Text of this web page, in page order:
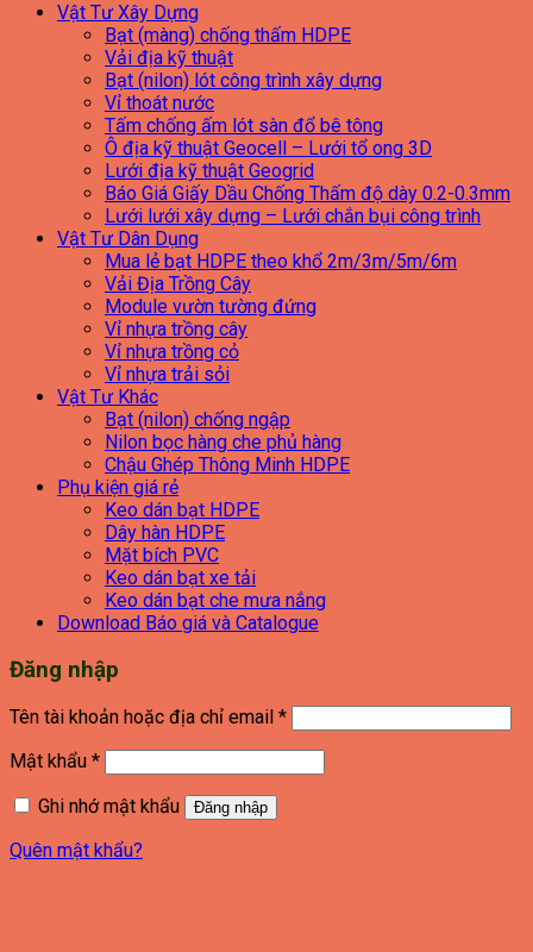
Vật Tư Xây Dựng
Bạt (màng) chống thấm HDPE
Vải địa kỹ thuật
Bạt (nilon) lót công trình xây dựng
Vỉ thoát nước
Tấm chống ấm lót sàn đổ bê tông
Ô địa kỹ thuật Geocell – Lưới tổ ong 3D
Lưới địa kỹ thuật Geogrid
Báo Giá Giấy Dầu Chống Thấm độ dày 0.2-0.3mm
Lưới lưới xây dựng – Lưới chắn bụi công trình
Vật Tư Dân Dụng
Mua lẻ bạt HDPE theo khổ 2m/3m/5m/6m
Vải Địa Trồng Cây
Module vườn tường đứng
Vỉ nhựa trồng cây
Vỉ nhựa trồng cỏ
Vỉ nhựa trải sỏi
Vật Tư Khác
Bạt (nilon) chống ngập
Nilon bọc hàng che phủ hàng
Chậu Ghép Thông Minh HDPE
Phụ kiện giá rẻ
Keo dán bạt HDPE
Dây hàn HDPE
Mặt bích PVC
Keo dán bạt xe tải
Keo dán bạt che mưa nắng
Download Báo giá và Catalogue
Đăng nhập
Tên tài khoản hoặc địa chỉ email *Bắt
buộc
Mật khẩu *Bắt
buộc
Ghi nhớ mật khẩu
Đăng nhập
Quên mật khẩu?